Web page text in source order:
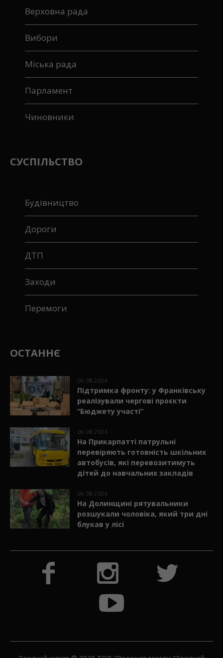
Верховна рада
Вибори
Міська рада
Парламент
Чиновники
СУСПІЛЬСТВО
Будівництво
Дороги
ДТП
Заходи
Перемоги
ОСТАННЄ
06.08.2026
Підтримка фронту: у Франківську
реалізували чергові проєкти
“Бюджету участі”
06.08.2026
На Прикарпатті патрульні
перевіряють готовність шкільних
автобусів, які перевозитимуть
дітей до навчальних закладів
06.08.2026
На Долинщині рятувальники
розшукали чоловіка, який три дні
блукав у лісі